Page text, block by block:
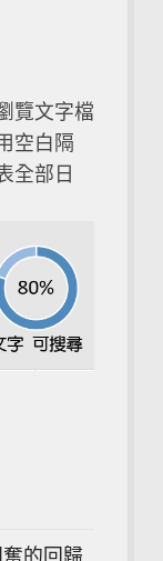
覽文字檔
空白隔
全部日